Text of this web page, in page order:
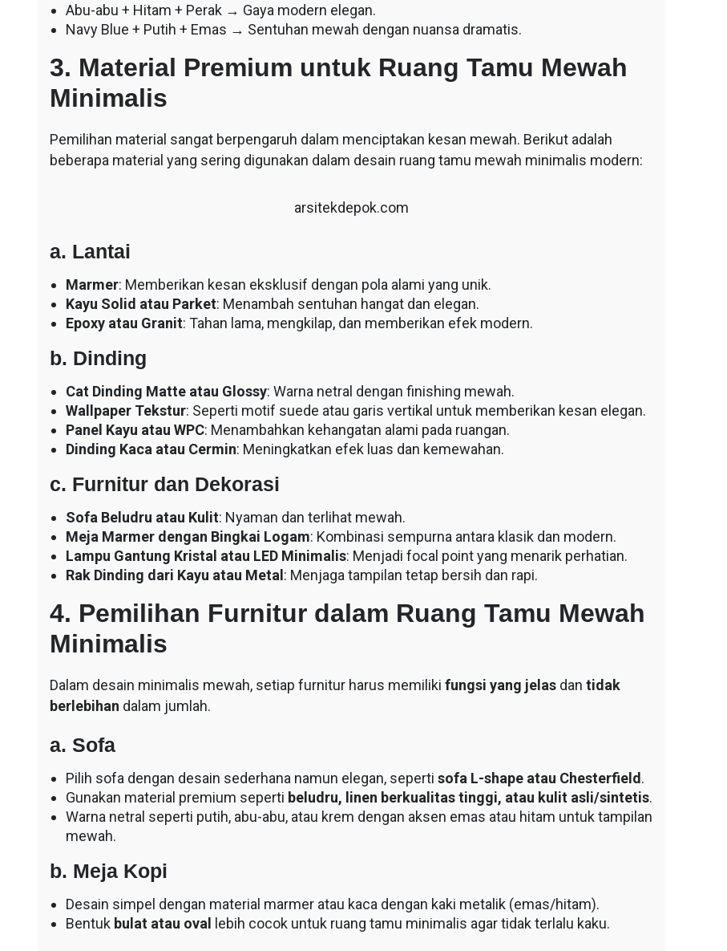
Abu-abu + Hitam + Perak → Gaya modern elegan.
Navy Blue + Putih + Emas → Sentuhan mewah dengan nuansa dramatis.
3. Material Premium untuk Ruang Tamu Mewah
Minimalis
Pemilihan material sangat berpengaruh dalam menciptakan kesan mewah. Berikut adalah
beberapa material yang sering digunakan dalam desain ruang tamu mewah minimalis modern:
arsitekdepok.com
a. Lantai
Marmer: Memberikan kesan eksklusif dengan pola alami yang unik.
Kayu Solid atau Parket: Menambah sentuhan hangat dan elegan.
Epoxy atau Granit: Tahan lama, mengkilap, dan memberikan efek modern.
b. Dinding
Cat Dinding Matte atau Glossy: Warna netral dengan finishing mewah.
Wallpaper Tekstur: Seperti motif suede atau garis vertikal untuk memberikan kesan elegan.
Panel Kayu atau WPC: Menambahkan kehangatan alami pada ruangan.
Dinding Kaca atau Cermin: Meningkatkan efek luas dan kemewahan.
c. Furnitur dan Dekorasi
Sofa Beludru atau Kulit: Nyaman dan terlihat mewah.
Meja Marmer dengan Bingkai Logam: Kombinasi sempurna antara klasik dan modern.
Lampu Gantung Kristal atau LED Minimalis: Menjadi focal point yang menarik perhatian.
Rak Dinding dari Kayu atau Metal : Menjaga tampilan tetap bersih dan rapi.
4. Pemilihan Furnitur dalam Ruang Tamu Mewah
Minimalis
Dalam desain minimalis mewah, setiap furnitur harus memiliki fungsi yang jelasdan tidak
berlebihan dalam jumlah.
a. Sofa
Pilih sofa dengan desain sederhana namun elegan, seperti sofa L-shape atau Chesterfield .
Gunakan material premium seperti beludru, linen berkualitas tinggi, atau kulit asli/sintetis.
Warna netral seperti putih, abu-abu, atau krem dengan aksen emas atau hitam untuk tampilan
mewah.
b. Meja Kopi
Desain simpel dengan material marmer atau kaca dengan kaki metalik (emas/hitam).
Bentuk bulat atau oval lebih cocok untuk ruang tamu minimalis agar tidak terlalu kaku.